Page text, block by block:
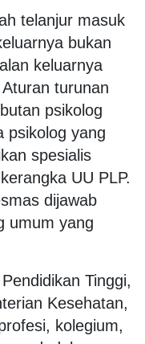
telanjur masuk
bukan
keluarnya
turunan
psikolog
psikolog yang
spesialis
UU PLP.
dijawab
umum yang
Tinggi,
Kesehatan,
kolegium,